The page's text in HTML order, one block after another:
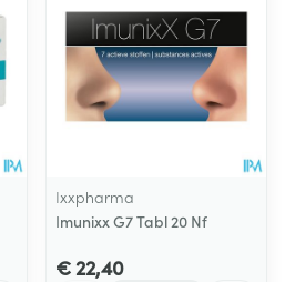
Ixxpharma
Imunixx G7 Tabl 20 Nf
€ 22,40